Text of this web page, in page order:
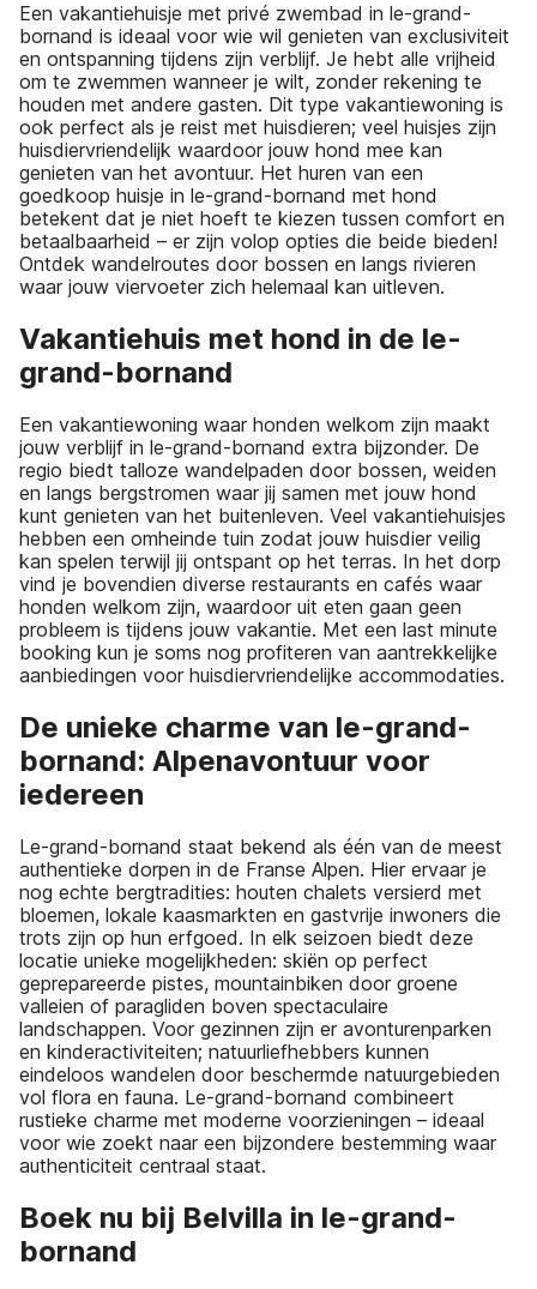
Een vakantiehuisje met privé zwembad in le-grand-
bornand is ideaal voor wie wil genieten van exclusiviteit
en ontspanning tijdens zijn verblijf. Je hebt alle vrijheid
om te zwemmen wanneer je wilt, zonder rekening te
houden met andere gasten. Dit type vakantiewoning is
ook perfect als je reist met huisdieren; veel huisjes zijn
huisdiervriendelijk waardoor jouw hond mee kan
genieten van het avontuur. Het huren van een
goedkoop huisje in le-grand-bornand met hond
betekent dat je niet hoeft te kiezen tussen comfort en
betaalbaarheid – er zijn volop opties die beide bieden!
Ontdek wandelroutes door bossen en langs rivieren
waar jouw viervoeter zich helemaal kan uitleven.
Vakantiehuis met hond in de le-
grand-bornand
Een vakantiewoning waar honden welkom zijn maakt
jouw verblijf in le-grand-bornand extra bijzonder. De
regio biedt talloze wandelpaden door bossen, weiden
en langs bergstromen waar jij samen met jouw hond
kunt genieten van het buitenleven. Veel vakantiehuisjes
hebben een omheinde tuin zodat jouw huisdier veilig
kan spelen terwijl jij ontspant op het terras. In het dorp
vind je bovendien diverse restaurants en cafés waar
honden welkom zijn, waardoor uit eten gaan geen
probleem is tijdens jouw vakantie. Met een last minute
booking kun je soms nog profiteren van aantrekkelijke
aanbiedingen voor huisdiervriendelijke accommodaties.
De unieke charme van le-grand-
bornand: Alpenavontuur voor
iedereen
Le-grand-bornand staat bekend als één van de meest
authentieke dorpen in de Franse Alpen. Hier ervaar je
nog echte bergtradities: houten chalets versierd met
bloemen, lokale kaasmarkten en gastvrije inwoners die
trots zijn op hun erfgoed. In elk seizoen biedt deze
locatie unieke mogelijkheden: skiën op perfect
geprepareerde pistes, mountainbiken door groene
valleien of paragliden boven spectaculaire
landschappen. Voor gezinnen zijn er avonturenparken
en kinderactiviteiten; natuurliefhebbers kunnen
eindeloos wandelen door beschermde natuurgebieden
vol flora en fauna. Le-grand-bornand combineert
rustieke charme met moderne voorzieningen – ideaal
voor wie zoekt naar een bijzondere bestemming waar
authenticiteit centraal staat.
Boek nu bij Belvilla in le-grand-
bornand